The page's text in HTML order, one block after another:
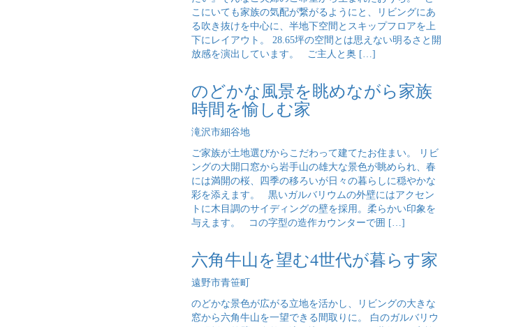
こにいても家族の気配が繋がるようにと、リビングにあ
る吹き抜けを中心に、半地下空間とスキップフロアを上
下にレイアウト。 28.65坪の空間とは思えない明るさと開
放感を演出しています。 ご主人と奥 […]
のどかな風景を眺めながら家族
時間を愉しむ家
滝沢市細谷地
ご家族が土地選びからこだわって建てたお住まい。 リビ
ングの大開口窓から岩手山の雄大な景色が眺められ、春
には満開の桜、四季の移ろいが日々の暮らしに穏やかな
彩を添えます。 黒いガルバリウムの外壁にはアクセン
トに木目調のサイディングの壁を採用。柔らかい印象を
与えます。 コの字型の造作カウンターで囲 […]
六角牛山を望む4世代が暮らす家
遠野市青笹町
のどかな景色が広がる立地を活かし、リビングの大きな
窓から六角牛山を一望できる間取りに。 白のガルバリウ